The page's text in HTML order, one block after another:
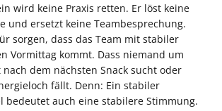
wird keine Praxis retten. Er löst keine
und ersetzt keine Teambesprechung.
sorgen, dass das Team mit stabiler
Vormittag kommt. Dass niemand um
nach dem nächsten Snack sucht oder
fällt. Denn: Ein stabiler
bedeutet auch eine stabilere Stimmung.